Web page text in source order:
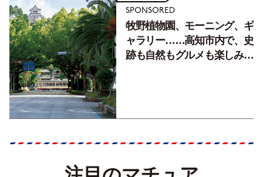
SPONSORED
牧野植物園、モーニング、ギ
ャラリー……高知市内で、史
跡も自然もグルメも楽しみ尽